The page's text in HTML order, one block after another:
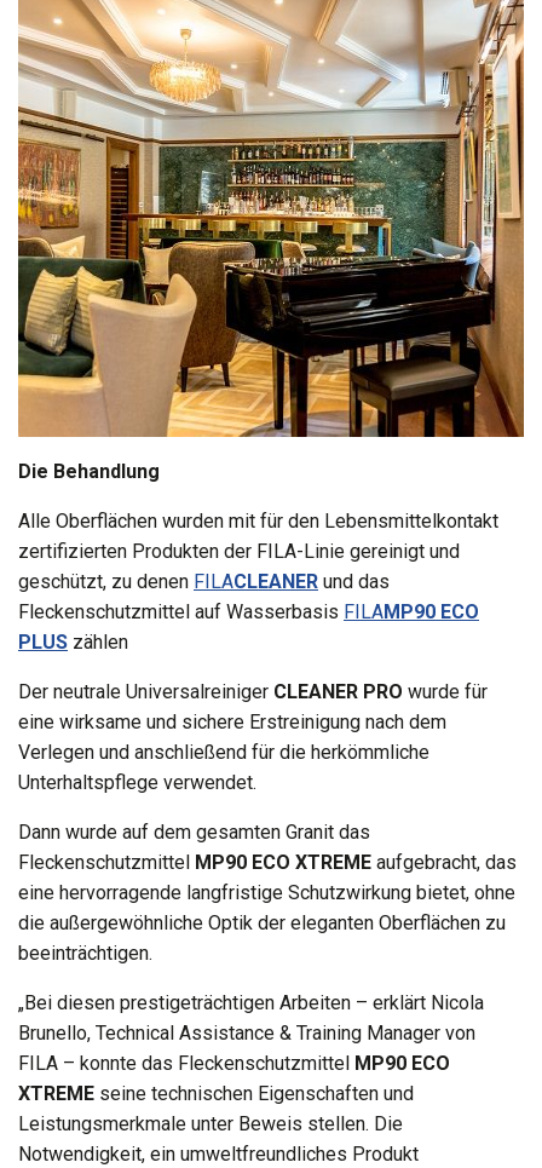
Die Behandlung
Alle Oberflächen wurden mit für den Lebensmittelkontakt
zertifizierten Produkten der FILA-Linie gereinigt und
geschützt, zu denen FILACLEANER und das
Fleckenschutzmittel auf Wasserbasis FILAMP90 ECO
PLUS zählen
Der neutrale Universalreiniger CLEANER PRO wurde für
eine wirksame und sichere Erstreinigung nach dem
Verlegen und anschließend für die herkömmliche
Unterhaltspflege verwendet.
Dann wurde auf dem gesamten Granit das
Fleckenschutzmittel MP90 ECO XTREME aufgebracht, das
eine hervorragende langfristige Schutzwirkung bietet, ohne
die außergewöhnliche Optik der eleganten Oberflächen zu
beeinträchtigen.
„Bei diesen prestigeträchtigen Arbeiten – erklärt Nicola
Brunello, Technical Assistance & Training Manager von
FILA – konnte das Fleckenschutzmittel MP90 ECO
XTREME seine technischen Eigenschaften und
Leistungsmerkmale unter Beweis stellen. Die
Notwendigkeit, ein umweltfreundliches Produkt